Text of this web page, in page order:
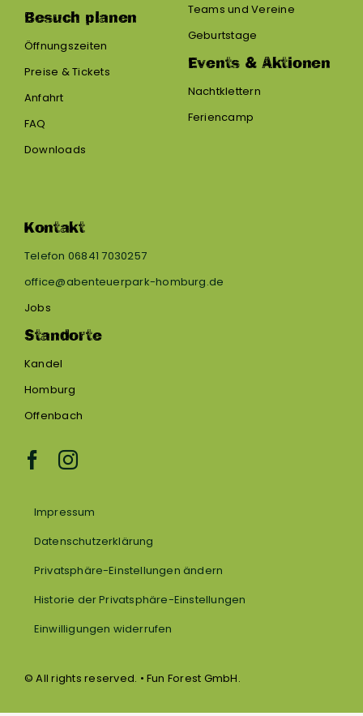
Besuch planen
Öffnungszeiten
Preise & Tickets
Anfahrt
FAQ
Downloads
Teams und Vereine
Geburtstage
Events & Aktionen
Nachtklettern
Feriencamp
Kontakt
Telefon 06841 7030257
office@abenteuerpark-homburg.de
Jobs
Standorte
Kandel
Homburg
Offenbach
Impressum
Datenschutzerklärung
Privatsphäre-Einstellungen ändern
Historie der Privatsphäre-Einstellungen
Einwilligungen widerrufen
© All rights reserved. • Fun Forest GmbH.